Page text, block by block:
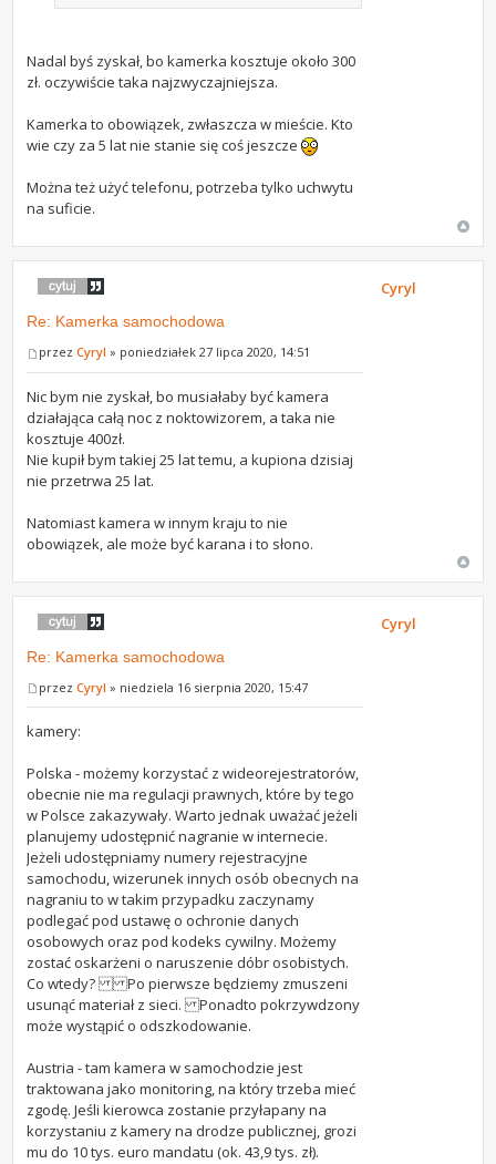
Nadal byś zyskał, bo kamerka kosztuje około 300
zł. oczywiście taka najzwyczajniejsza.
Kamerka to obowiązek, zwłaszcza w mieście. Kto
wie czy za 5 lat nie stanie się coś jeszcze
Można też użyć telefonu, potrzeba tylko uchwytu
na suficie.
Re: Kamerka samochodowa
przezCyryl » poniedziałek 27 lipca 2020, 14:51
Nic bym nie zyskał, bo musiałaby być kamera
działająca całą noc z noktowizorem, a taka nie
kosztuje 400zł.
Nie kupił bym takiej 25 lat temu, a kupiona dzisiaj
nie przetrwa 25 lat.
Natomiast kamera w innym kraju to nie
obowiązek, ale może być karana i to słono.
Cyryl
Re: Kamerka samochodowa
przezCyryl » niedziela 16 sierpnia 2020, 15:47
kamery:
Polska - możemy korzystać z wideorejestratorów,
obecnie nie ma regulacji prawnych, które by tego
w Polsce zakazywały. Warto jednak uważać jeżeli
planujemy udostępnić nagranie w internecie.
Jeżeli udostępniamy numery rejestracyjne
samochodu, wizerunek innych osób obecnych na
nagraniu to w takim przypadku zaczynamy
podlegać pod ustawę o ochronie danych
osobowych oraz pod kodeks cywilny. Możemy
zostać oskarżeni o naruszenie dóbr osobistych.
Co wtedy? Po pierwsze będziemy zmuszeni
usunąć materiał z sieci. Ponadto pokrzywdzony
może wystąpić o odszkodowanie.
Austria - tam kamera w samochodzie jest
traktowana jako monitoring, na który trzeba mieć
zgodę. Jeśli kierowca zostanie przyłapany na
korzystaniu z kamery na drodze publicznej, grozi
mu do 10 tys. euro mandatu (ok. 43,9 tys. zł).
Cyryl